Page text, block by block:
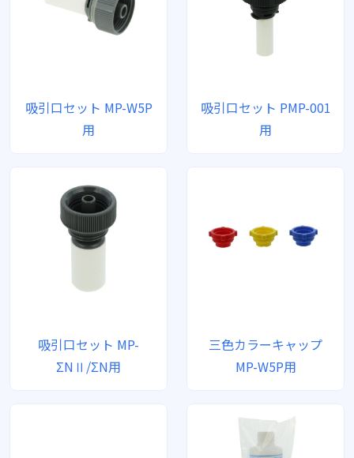
吸引口セット MP-W5P
用
吸引口セット PMP-001
用
吸引口セット MP-
ΣNⅡ/ΣN用
三色カラーキャップ
MP-W5P用